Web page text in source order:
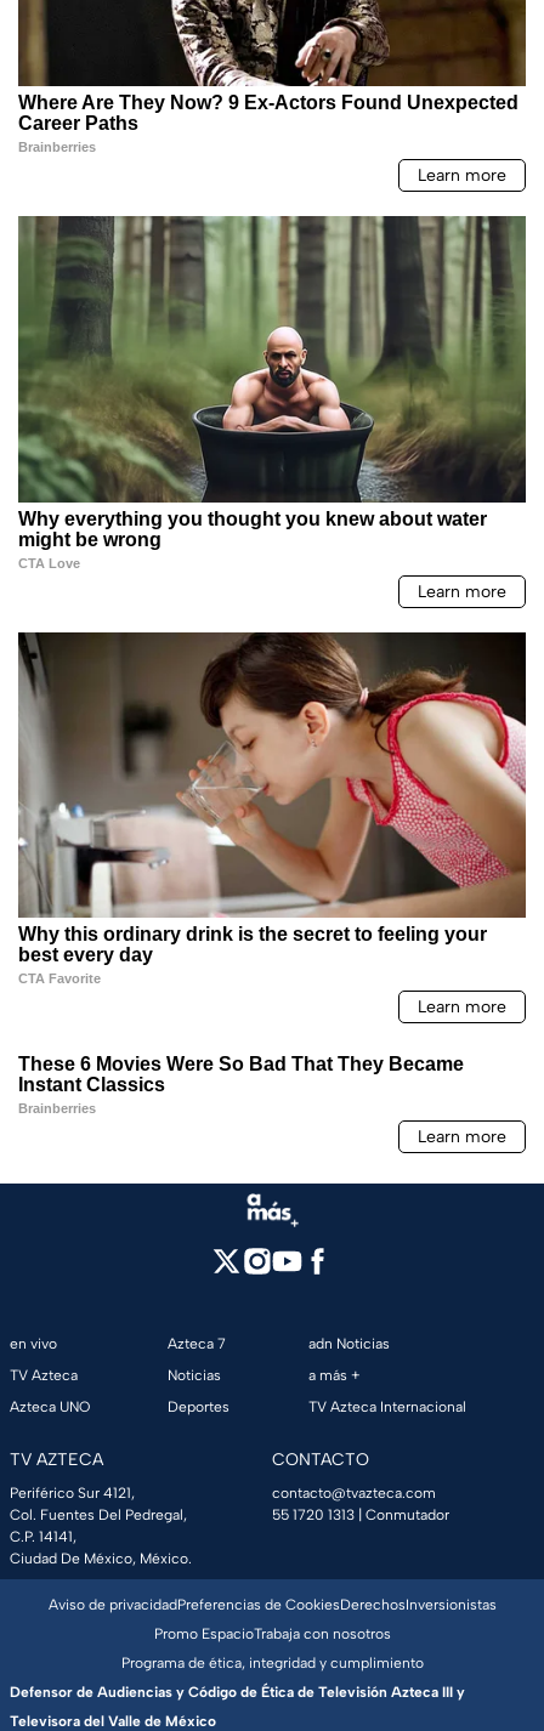
en vivo
TV Azteca
Azteca UNO
Azteca 7
Noticias
Deportes
adn Noticias
a más +
TV Azteca Internacional
TV AZTECA
Periférico Sur 4121,
Col. Fuentes Del Pedregal,
C.P. 14141,
Ciudad De México, México.
CONTACTO
contacto@tvazteca.com
55 1720 1313 | Conmutador
Aviso de privacidadPreferencias de CookiesDerechosInversionistas
Promo EspacioTrabaja con nosotros
Programa de ética, integridad y cumplimiento
Defensor de Audiencias y Código de Ética de Televisión Azteca III y
Televisora del Valle de México